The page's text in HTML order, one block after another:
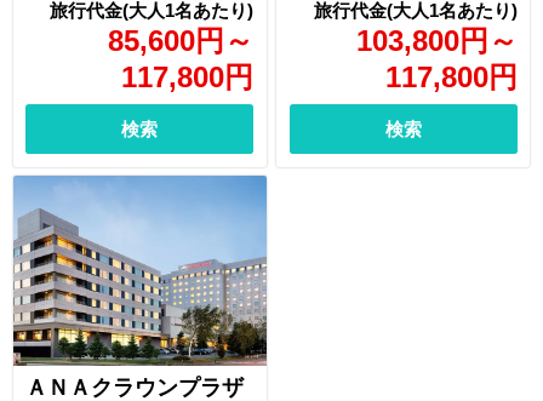
85,600円 ～
117,800円
検索
103,800円 ～
117,800円
検索
ＡＮＡクラウンプラザ